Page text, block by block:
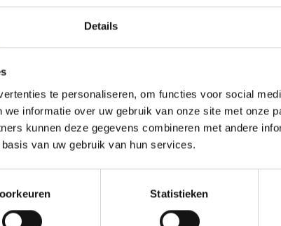
Details
te personaliseren, om functies voor social
informatie over uw gebruik van onze site met onze
kunnen deze gegevens combineren met andere
van uw gebruik van hun services.
Statistieken
inAllbäck rauwe lijnolie.